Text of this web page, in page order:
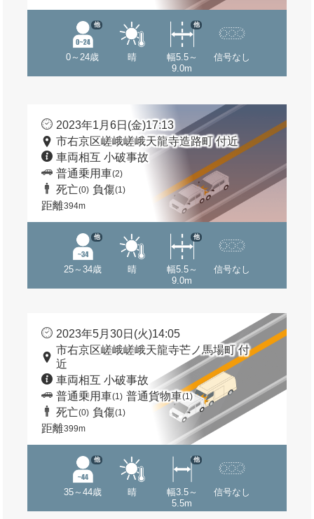
0～24歳
他
晴
幅5.5～
9.0m
他
信号なし
2023年1月6日(金)17:13
市右京区嵯峨嵯峨天龍寺造路町 付近
車両相互 小破事故
普通乗用車(2)
死亡(0) 負傷(1)
距離394m
25～34歳
他
晴
幅5.5～
9.0m
他
信号なし
2023年5月30日(火)14:05
市右京区嵯峨嵯峨天龍寺芒ノ馬場町 付
近
車両相互 小破事故
普通乗用車(1) 普通貨物車(1)
死亡(0) 負傷(1)
距離399m
35～44歳
他
晴
幅3.5～
5.5m
他
信号なし